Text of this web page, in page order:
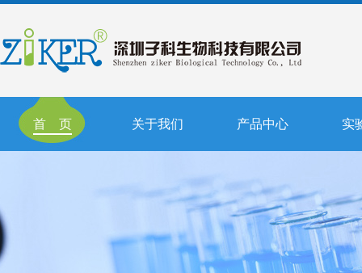
首 页 关于我们 产品中心 实